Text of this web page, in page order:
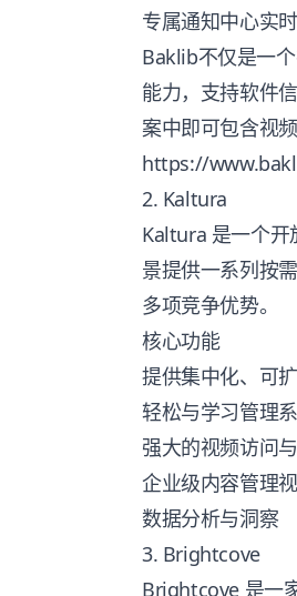
专属通知中心实
Baklib不仅是一
能力，支持软件
案中即可包含视
https://
2. Kaltura
Kaltura 是一个开
景提供一系列按
多项竞争优势。
核心功能
提供集中化、可
轻松与学习管理
强大的视频访问
企业级内容管理
数据分析与洞察
3. Brightcove
Brightcove 是一